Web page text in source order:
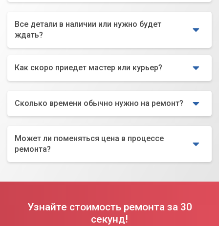
Все детали в наличии или нужно будет
ждать?
Как скоро приедет мастер или курьер?
Сколько времени обычно нужно на ремонт?
Может ли поменяться цена в процессе
ремонта?
Узнайте стоимость ремонта за 30
секунд!